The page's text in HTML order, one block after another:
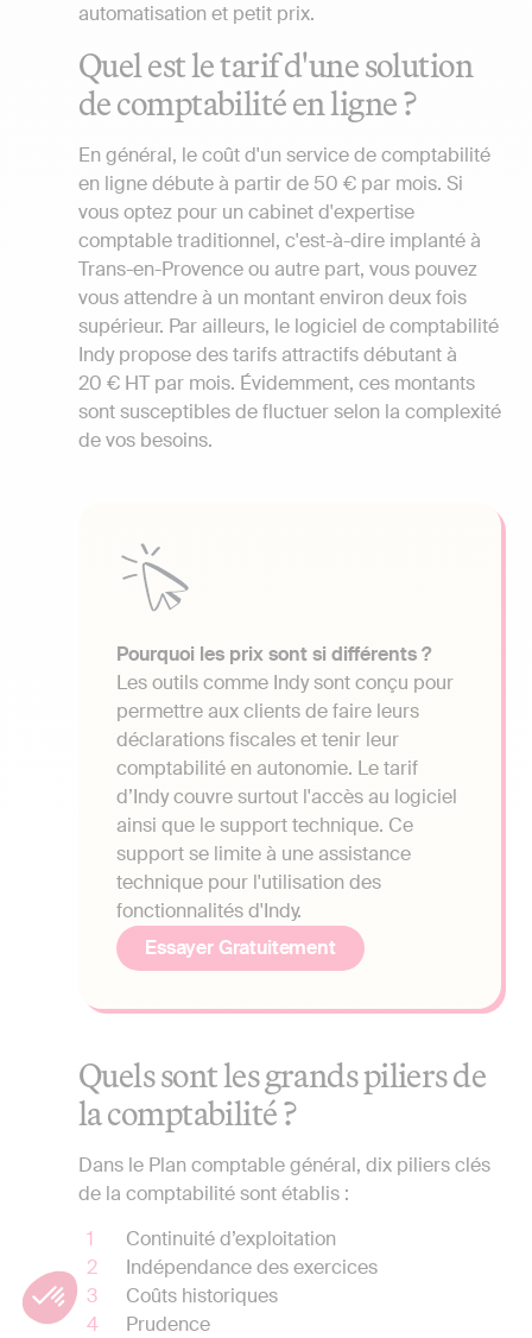
automatisation et petit prix.
Quel est le tarif d'une solution
de comptabilité en ligne ?
En général, le coût d'un service de comptabilité
en ligne débute à partir de 50 € par mois. Si
vous optez pour un cabinet d'expertise
comptable traditionnel, c'est-à-dire implanté à
Trans-en-Provence ou autre part, vous pouvez
vous attendre à un montant environ deux fois
supérieur. Par ailleurs, le logiciel de comptabilité
Indy propose des tarifs attractifs débutant à
20 € HT par mois. Évidemment, ces montants
sont susceptibles de fluctuer selon la complexité
de vos besoins.
Pourquoi les prix sont si différents ?
Les outils comme Indy sont conçu pour
permettre aux clients de faire leurs
déclarations fiscales et tenir leur
comptabilité en autonomie. Le tarif
d’Indy couvre surtout l'accès au logiciel
ainsi que le support technique. Ce
support se limite à une assistance
technique pour l'utilisation des
fonctionnalités d'Indy.
Essayer Gratuitement
Quels sont les grands piliers de
la comptabilité ?
Dans le Plan comptable général, dix piliers clés
de la comptabilité sont établis :
Continuité d’exploitation
Indépendance des exercices
Coûts historiques
Prudence